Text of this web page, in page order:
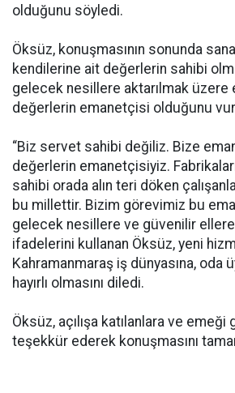
olduğunu söyledi.
Öksüz, konuşmasının sonunda
kendilerine ait değerlerin sahibi
gelecek nesillere aktarılmak üzere
değerlerin emanetçisi olduğunu
“Biz servet sahibi değiliz. Bize
değerlerin emanetçisiyiz.
sahibi orada alın teri döken
bu millettir. Bizim görevimiz bu
gelecek nesillere ve güvenilir
ifadelerini kullanan Öksüz, yeni
Kahramanmaraş iş dünyasına, oda
hayırlı olmasını diledi.
Öksüz, açılışa katılanlara ve emeği
teşekkür ederek konuşmasını